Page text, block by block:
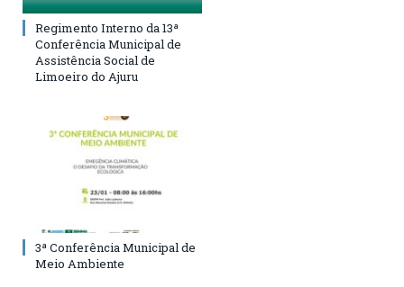
Regimento Interno da 13ª
Conferência Municipal de
Assistência Social de
Limoeiro do Ajuru
3ª Conferência Municipal de
Meio Ambiente